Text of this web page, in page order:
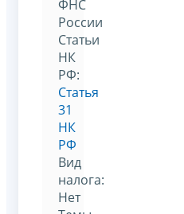
ФНС
России
Статьи
НК
РФ:
Статья
31
НК
РФ
Вид
налога:
Нет